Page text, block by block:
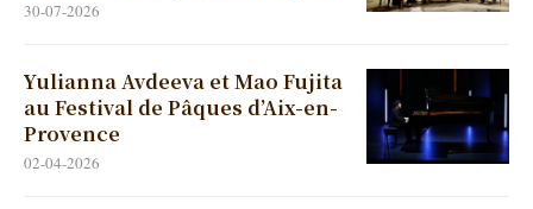
30-07-2026
Yulianna Avdeeva et Mao Fujita
au Festival de Pâques d’Aix-en-
Provence
02-04-2026